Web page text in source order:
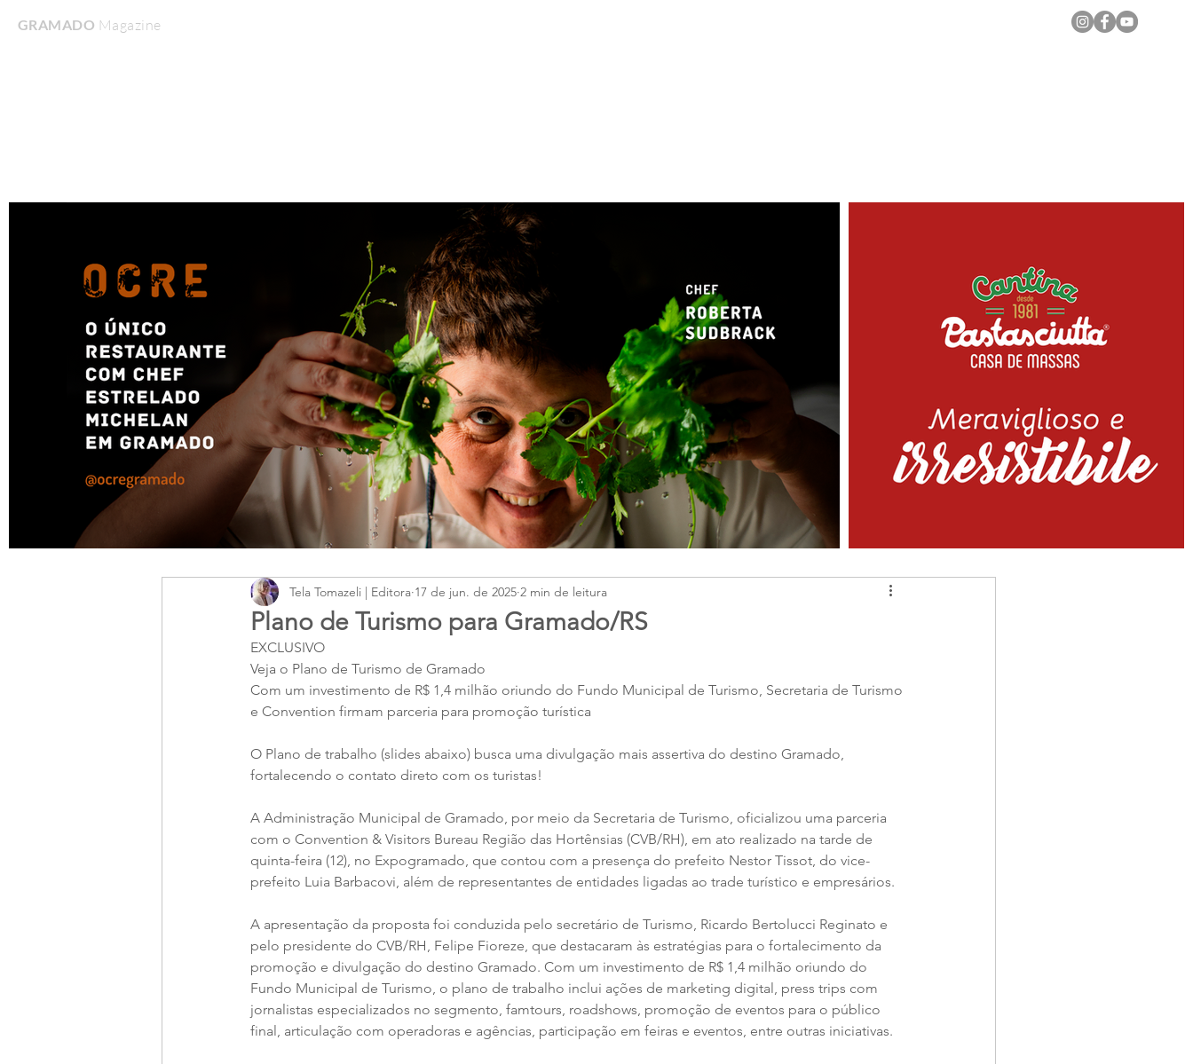
GRAMADO MagazineHome
Plano de Turismo para Gramado/RS
Tela Tomazeli | Editora 17 de jun. de 2025 2 min de leitura
EXCLUSIVO
Veja o Plano de Turismo de Gramado
Com um investimento de R$ 1,4 milhão oriundo do Fundo Municipal de Turismo, Secretaria de Turismo
e Convention firmam parceria para promoção turística
O Plano de trabalho (slides abaixo) busca uma divulgação mais assertiva do destino Gramado,
fortalecendo o contato direto com os turistas!
A Administração Municipal de Gramado, por meio da Secretaria de Turismo, oficializou uma parceria
com o Convention & Visitors Bureau Região das Hortênsias (CVB/RH), em ato realizado na tarde de
quinta-feira (12), no Expogramado, que contou com a presença do prefeito Nestor Tissot, do vice-
prefeito Luia Barbacovi, além de representantes de entidades ligadas ao trade turístico e empresários.
A apresentação da proposta foi conduzida pelo secretário de Turismo, Ricardo Bertolucci Reginato e
pelo presidente do CVB/RH, Felipe Fioreze, que destacaram às estratégias para o fortalecimento da
promoção e divulgação do destino Gramado. Com um investimento de R$ 1,4 milhão oriundo do
Fundo Municipal de Turismo, o plano de trabalho inclui ações de marketing digital, press trips com
jornalistas especializados no segmento, famtours, roadshows, promoção de eventos para o público
final, articulação com operadoras e agências, participação em feiras e eventos, entre outras iniciativas.